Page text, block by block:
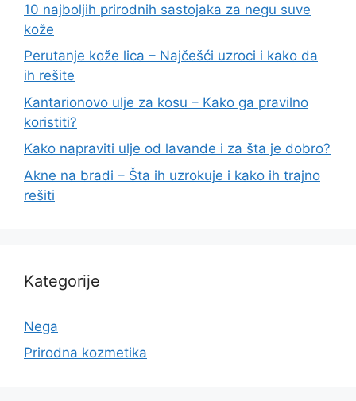
10 najboljih prirodnih sastojaka za negu suve
kože
Perutanje kože lica – Najčešći uzroci i kako da
ih rešite
Kantarionovo ulje za kosu – Kako ga pravilno
koristiti?
Kako napraviti ulje od lavande i za šta je dobro?
Akne na bradi – Šta ih uzrokuje i kako ih trajno
rešiti
Kategorije
Nega
Prirodna kozmetika